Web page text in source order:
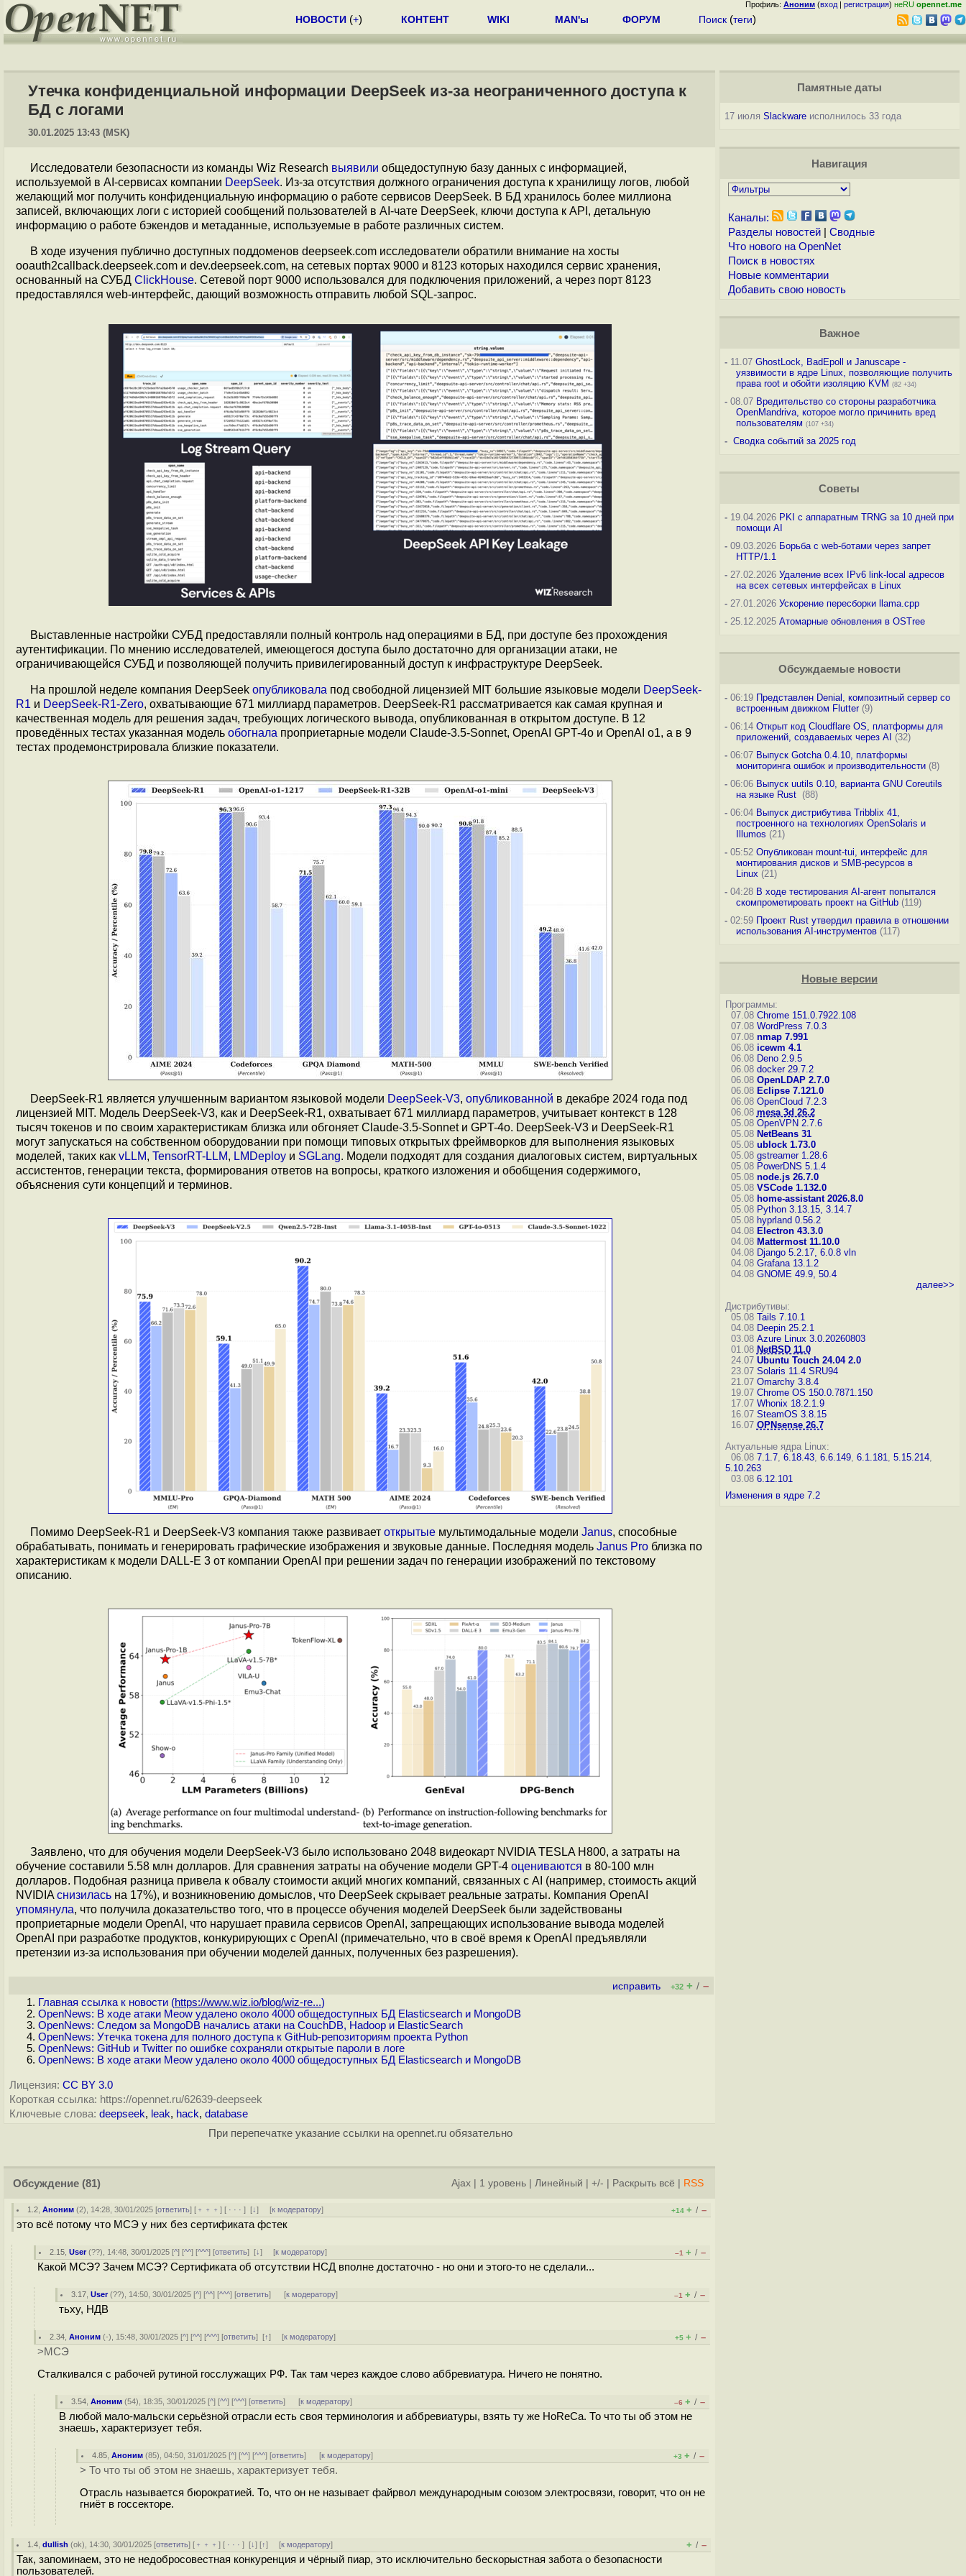
Профиль: Аноним (вход | регистрация) неRU opennet.me
НОВОСТИ (+) КОНТЕНТ WIKI MAN'ы ФОРУМ Поиск (теги)
Утечка конфиденциальной информации DeepSeek из-за неограниченного доступа к
БД с логами
30.01.2025 13:43 (MSK)
Исследователи безопасности из команды Wiz Research выявили общедоступную базу данных с информацией,
используемой в AI-сервисах компании DeepSeek. Из-за отсутствия должного ограничения доступа к хранилищу логов, любой
желающий мог получить конфиденциальную информацию о работе сервисов DeepSeek. В БД хранилось более миллиона
записей, включающих логи с историей сообщений пользователей в AI-чате DeepSeek, ключи доступа к API, детальную
информацию о работе бэкендов и метаданные, используемые в работе различных систем.
В ходе изучения публично доступных поддоменов deepseek.com исследователи обратили внимание на хосты
оoauth2callback.deepseek.com и dev.deepseek.com, на сетевых портах 9000 и 8123 которых находился сервис хранения,
основанный на СУБД ClickHouse. Сетевой порт 9000 использовался для подключения приложений, а через порт 8123
предоставлялся web-интерфейс, дающий возможность отправить любой SQL-запрос.
Выставленные настройки СУБД предоставляли полный контроль над операциями в БД, при доступе без прохождения
аутентификации. По мнению исследователей, имеющегося доступа было достаточно для организации атаки, не
ограничивающейся СУБД и позволяющей получить привилегированный доступ к инфраструктуре DeepSeek.
На прошлой неделе компания DeepSeek опубликовала под свободной лицензией MIT большие языковые модели DeepSeek-
R1 и DeepSeek-R1-Zero, охватывающие 671 миллиард параметров. DeepSeek-R1 рассматривается как самая крупная и
качественная модель для решения задач, требующих логического вывода, опубликованная в открытом доступе. В 12
проведённых тестах указанная модель обогнала проприетарные модели Claude-3.5-Sonnet, OpenAI GPT-4o и OpenAI o1, а в 9
тестах продемонстрировала близкие показатели.
DeepSeek-R1 является улучшенным вариантом языковой модели DeepSeek-V3, опубликованной в декабре 2024 года под
лицензией MIT. Модель DeepSeek-V3, как и DeepSeek-R1, охватывает 671 миллиард параметров, учитывает контекст в 128
тысяч токенов и по своим характеристикам близка или обгоняет Claude-3.5-Sonnet и GPT-4o. DeepSeek-V3 и DeepSeek-R1
могут запускаться на собственном оборудовании при помощи типовых открытых фреймворков для выполнения языковых
моделей, таких как vLLM, TensorRT-LLM, LMDeploy и SGLang. Модели подходят для создания диалоговых систем, виртуальных
ассистентов, генерации текста, формирования ответов на вопросы, краткого изложения и обобщения содержимого,
объяснения сути концепций и терминов.
Помимо DeepSeek-R1 и DeepSeek-V3 компания также развивает открытые мультимодальные модели Janus, способные
обрабатывать, понимать и генерировать графические изображения и звуковые данные. Последняя модель Janus Pro близка по
характеристикам к модели DALL-E 3 от компании OpenAI при решении задач по генерации изображений по текстовому
описанию.
Заявлено, что для обучения модели DeepSeek-V3 было использовано 2048 видеокарт NVIDIA TESLA H800, а затраты на
обучение составили 5.58 млн долларов. Для сравнения затраты на обучение модели GPT-4 оцениваются в 80-100 млн
долларов. Подобная разница привела к обвалу стоимости акций многих компаний, связанных с AI (например, стоимость акций
NVIDIA снизилась на 17%), и возникновению домыслов, что DeepSeek скрывает реальные затраты. Компания OpenAI
упомянула, что получила доказательство того, что в процессе обучения моделей DeepSeek были задействованы
проприетарные модели OpenAI, что нарушает правила сервисов OpenAI, запрещающих использование вывода моделей
OpenAI при разработке продуктов, конкурирующих с OpenAI (примечательно, что в своё время к OpenAI предъявляли
претензии из-за использования при обучении моделей данных, полученных без разрешения).
исправить +32 + / –
Главная ссылка к новости (https://www.wiz.io/blog/wiz-re...)
OpenNews: В ходе атаки Meow удалено около 4000 общедоступных БД Elasticsearch и MongoDB
OpenNews: Следом за MongoDB начались атаки на CouchDB, Hadoop и ElasticSearch
OpenNews: Утечка токена для полного доступа к GitHub-репозиториям проекта Python
OpenNews: GitHub и Twitter по ошибке сохраняли открытые пароли в логе
OpenNews: В ходе атаки Meow удалено около 4000 общедоступных БД Elasticsearch и MongoDB
Лицензия: CC BY 3.0
Короткая ссылка: https://opennet.ru/62639-deepseek
Ключевые слова: deepseek, leak, hack, database
При перепечатке указание ссылки на opennet.ru обязательно
Обсуждение (81) Ajax 1 уровень Линейный +/- Раскрыть всё RSS
1.2 ,Аноним (2), 14:28, 30/01/2025 [ответить] [ ﹢﹢﹢] [ · · ·][↓] [к модератору] +14 + / –
это всё потому что МСЭ у них без сертификата фстек
2.15 ,User(??), 14:48, 30/01/2025 [^] [^^] [^^^] [ответить][↓] [к модератору] –1 + / –
Какой МСЭ? Зачем МСЭ? Сертификата об отсутствии НСД вполне достаточно - но они и этого-то не сделали...
3.17 ,User(??), 14:50, 30/01/2025 [^] [^^] [^^^] [ответить] [к модератору] –1 + / –
тьху, НДВ
2.34 ,Аноним (-), 15:48, 30/01/2025 [^] [^^] [^^^] [ответить][↑] [к модератору] +5 + / –
>МСЭ
Сталкивался с рабочей рутиной госслужащих РФ. Так там через каждое слово аббревиатура. Ничего не понятно.
3.54 ,Аноним (54), 18:35, 30/01/2025 [^] [^^] [^^^] [ответить] [к модератору] –6 + / –
В любой мало-мальски серьёзной отрасли есть своя терминология и аббревиатуры, взять ту же HoReCa. То что ты об этом не
знаешь, характеризует тебя.
4.85 ,Аноним (85), 04:50, 31/01/2025 [^] [^^] [^^^] [ответить] [к модератору] +3 + / –
> То что ты об этом не знаешь, характеризует тебя.
Отрасль называется бюрократией. То, что он не называет файрвол международным союзом электросвязи, говорит, что он не
гниёт в госсекторе.
1.4 ,dullish (ok), 14:30, 30/01/2025 [ответить] [ ﹢﹢﹢] [ · · ·][↓] [↑] [к модератору] + / –
Так, запоминаем, это не недобросовестная конкуренция и чёрный пиар, это исключительно бескорыстная забота о безопасности
пользователей.
Памятные даты
17 июля Slackwareисполнилось 33 года
Навигация
Каналы:
Разделы новостей| Сводные
Что нового на OpenNet
Поиск в новостях
Новые комментарии
Добавить свою новость
Важное
-11.07 GhostLock, BadEpoll и Januscape -
уязвимости в ядре Linux, позволяющие получить
права root и обойти изоляцию KVM (82 +34)
-08.07 Вредительство со стороны разработчика
OpenMandriva, которое могло причинить вред
пользователям (107 +34)
- Сводка событий за 2025 год
Советы
-19.04.2026 PKI с аппаратным TRNG за 10 дней при
помощи AI
-09.03.2026 Борьба с web-ботами через запрет
HTTP/1.1
-27.02.2026 Удаление всех IPv6 link-local адресов
на всех сетевых интерфейсах в Linux
-27.01.2026 Ускорение пересборки llama.cpp
-25.12.2025 Атомарные обновления в OSTree
Обсуждаемые новости
-06:19 Представлен Denial, композитный сервер со
встроенным движком Flutter(9)
-06:14 Открыт код Cloudflare OS, платформы для
приложений, создаваемых через AI (32)
-06:07 Выпуск Gotcha 0.4.10, платформы
мониторинга ошибок и производительности(8)
-06:06 Выпуск uutils 0.10, варианта GNU Coreutils
на языке Rust (88)
-06:04 Выпуск дистрибутива Tribblix 41,
построенного на технологиях OpenSolaris и
Illumos (21)
-05:52 Опубликован mount-tui, интерфейс для
монтирования дисков и SMB-ресурсов в
Linux (21)
-04:28 В ходе тестирования AI-агент попытался
скомпрометировать проект на GitHub(119)
-02:59 Проект Rust утвердил правила в отношении
использования AI-инструментов(117)
Новые версии
Программы:
07.08 Chrome 151.0.7922.108
07.08 WordPress 7.0.3
07.08 nmap 7.991
06.08 icewm 4.1
06.08 Deno 2.9.5
06.08 docker 29.7.2
06.08 OpenLDAP 2.7.0
06.08 Eclipse 7.121.0
06.08 OpenCloud 7.2.3
06.08 mesa 3d 26.2
05.08 OpenVPN 2.7.6
05.08 NetBeans 31
05.08 ublock 1.73.0
05.08 gstreamer 1.28.6
05.08 PowerDNS 5.1.4
05.08 node.js 26.7.0
05.08 VSCode 1.132.0
05.08 home-assistant 2026.8.0
05.08 Python 3.13.15, 3.14.7
05.08 hyprland 0.56.2
04.08 Electron 43.3.0
04.08 Mattermost 11.10.0
04.08 Django 5.2.17, 6.0.8 vln
04.08 Grafana 13.1.2
04.08 GNOME 49.9, 50.4
далее>>
Дистрибутивы:
05.08 Tails 7.10.1
04.08 Deepin 25.2.1
03.08 Azure Linux 3.0.20260803
01.08 NetBSD 11.0
24.07 Ubuntu Touch 24.04 2.0
23.07 Solaris 11.4 SRU94
21.07 Omarchy 3.8.4
19.07 Chrome OS 150.0.7871.150
17.07 Whonix 18.2.1.9
16.07 SteamOS 3.8.15
16.07 OPNsense 26.7
Актуальные ядра Linux:
06.08 7.1.7, 6.18.43, 6.6.149, 6.1.181, 5.15.214,
5.10.263
03.08 6.12.101
Изменения в ядре 7.2